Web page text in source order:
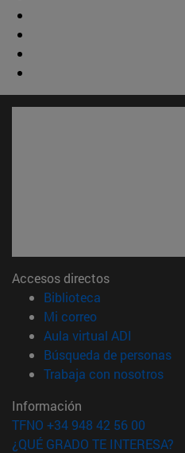
Accesos directos
Biblioteca
Mi correo(abre en nueva
Aula virtual ADI
Búsqueda de personas
Trabaja con nosotros
Información
TFNO +34 948 42 56 00
¿QUÉ GRADO TE INTERESA?